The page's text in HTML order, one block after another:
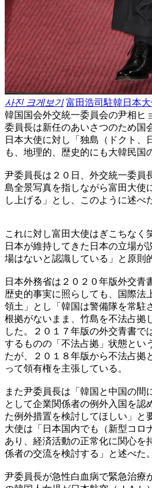
사진 크게보기 富田浩司駐韓日本大
韓国国会外交統一委員会の尹相ヒ
委員長は新任のあいさつのため国
日本大使に対し「独島（ドクト、
も、地理的、歴史的にも大韓民国
尹委員長は２０日、外交統一委員
島全景写真を指しながら富田大使
し上げる」とし、このように述べ
これに対し富田大使はぎこちなく
日本が維持してきた日本の立場が
場はないと認識している」と原則
日本外務省は２０２０年版外交青
歴史的事実に照らしても、国際法
領土」とし「韓国は警備隊を常駐
根拠がないまま、竹島を不法占拠
した。２０１７年版の外交青書で
するものの「不法占拠」状態とい
たが、２０１８年版から不法占拠
って領有権を主張している。
また尹委員長は「韓国と中国の間
として企業関係者の例外入国を認
た例外措置を検討してほしい」と
大使は「日本国内でも（新型コロ
あり、経済活動の正常化に関心を
係者の交流を検討する」と述べた。
尹委員長が急性白血病で緊急治療